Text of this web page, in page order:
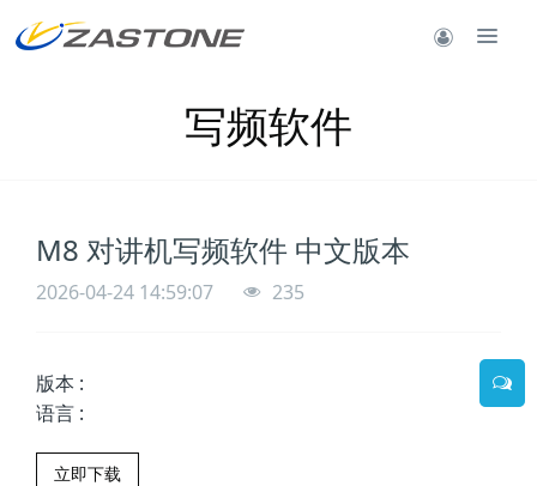
写频软件
M8 对讲机写频软件 中文版本
2026-04-24 14:59:07 235
版本 :
语言 :
立即下载